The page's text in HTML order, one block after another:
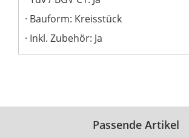
Bauform: Kreisstück
Inkl. Zubehör: Ja
Passende Artikel